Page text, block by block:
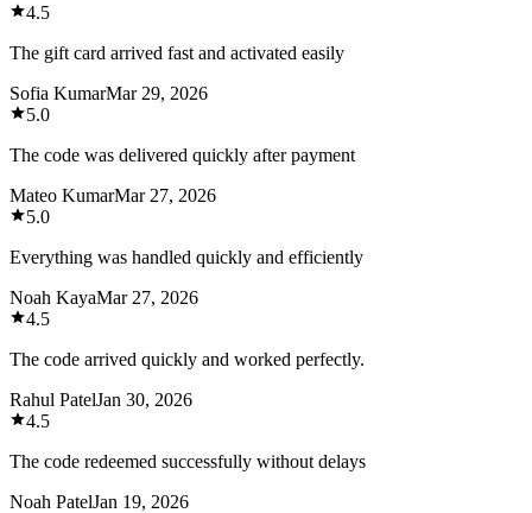
4.5
The gift card arrived fast and activated easily
Sofia KumarMar 29, 2026
5.0
The code was delivered quickly after payment
Mateo KumarMar 27, 2026
5.0
Everything was handled quickly and efficiently
Noah KayaMar 27, 2026
4.5
The code arrived quickly and worked perfectly.
Rahul PatelJan 30, 2026
4.5
The code redeemed successfully without delays
Noah PatelJan 19, 2026